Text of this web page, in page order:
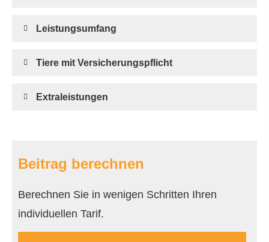
Leistungsumfang
Tiere mit Versicherungspflicht
Extraleistungen
Beitrag berechnen
Berechnen Sie in wenigen Schritten Ihren
individuellen Tarif.